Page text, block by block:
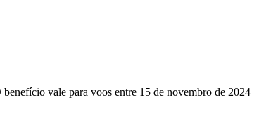
vale para voos entre 15 de novembro de 2024